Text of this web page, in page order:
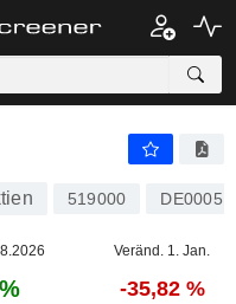
519000
Veränd. 1. Jan.
-35,82 %